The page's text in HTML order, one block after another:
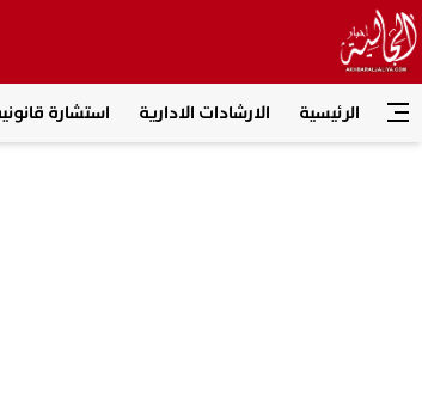
الرئيسية الارشادات الادارية استشارة